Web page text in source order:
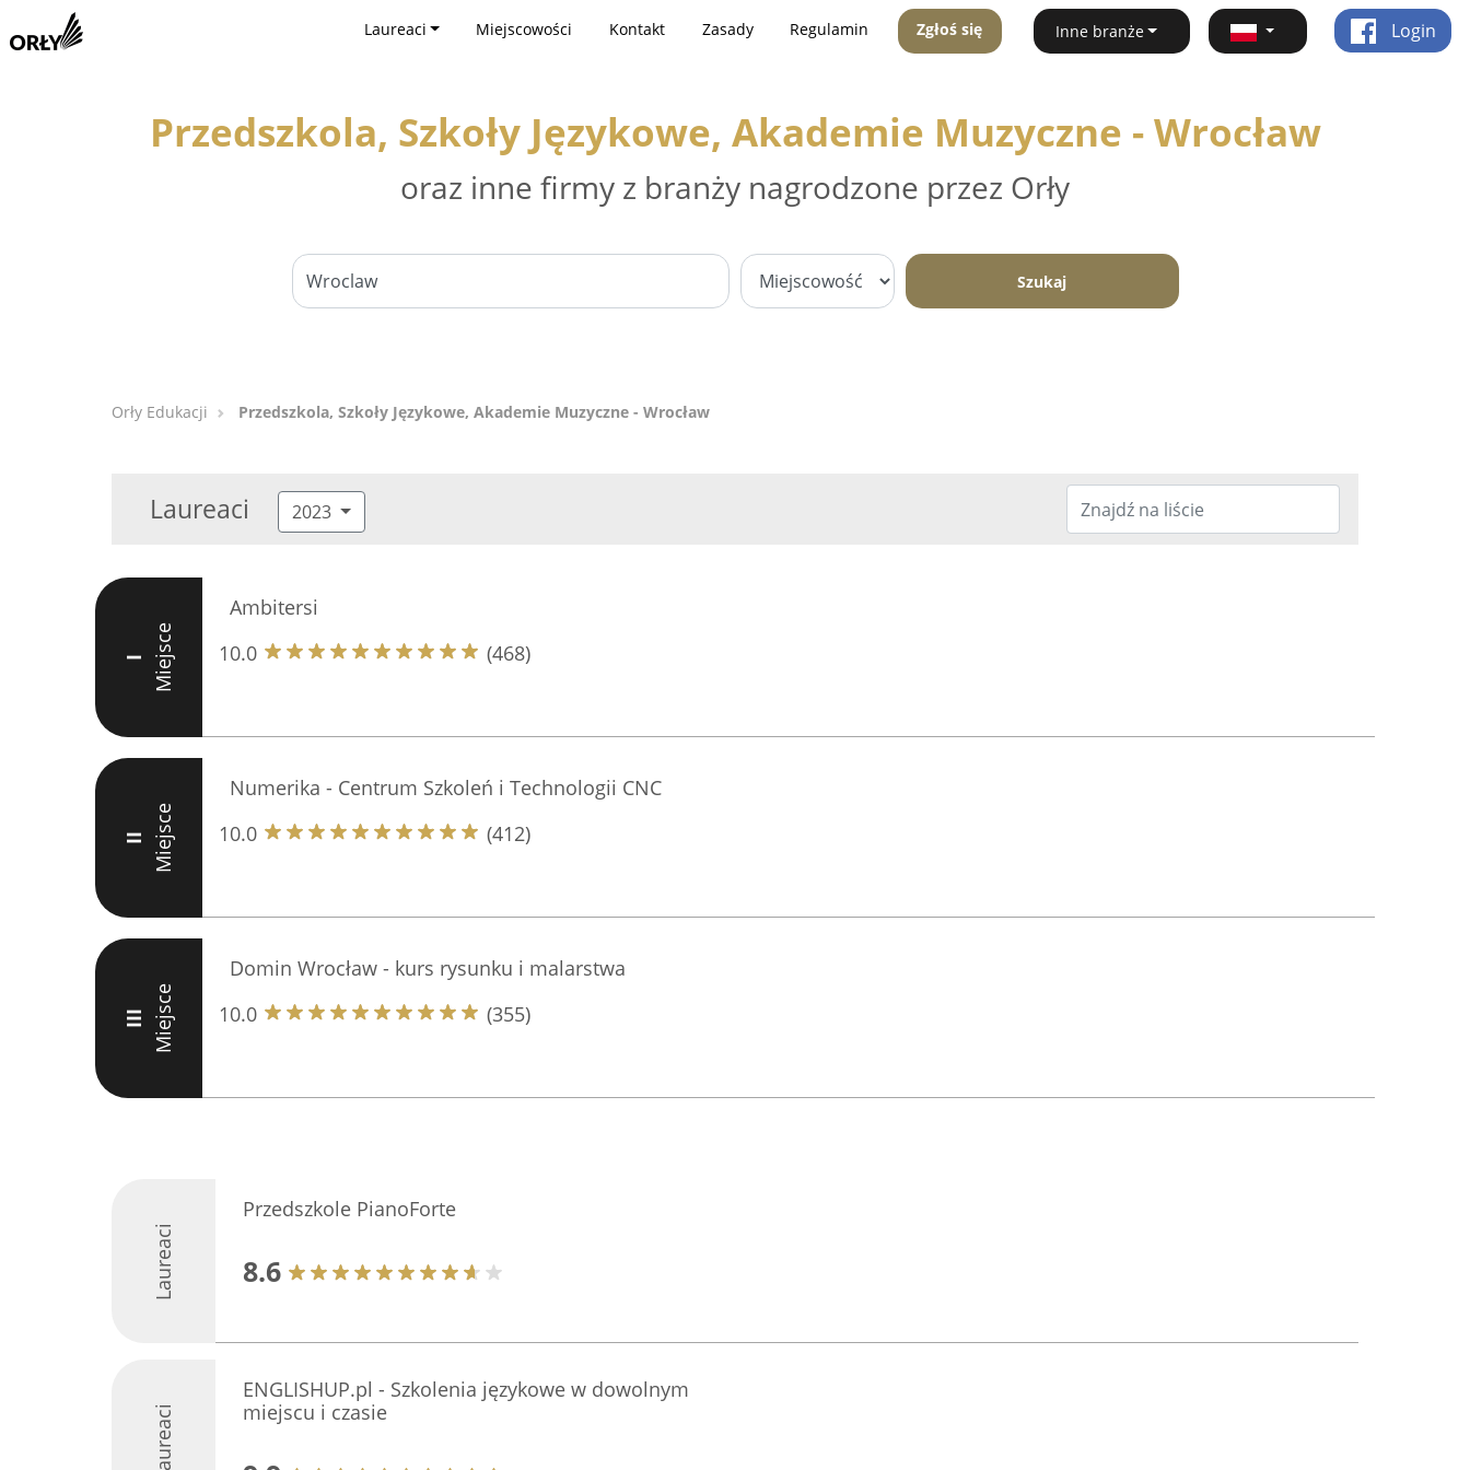
Laureaci Miejscowości Kontakt Zasady Regulamin Zgłoś się Inne branże Login
Przedszkola, Szkoły Językowe, Akademie Muzyczne - Wrocław
oraz inne firmy z branży nagrodzone przez Orły
Szukaj
Orły Edukacji Przedszkola, Szkoły Językowe, Akademie Muzyczne - Wrocław
Laureaci 2023
I Miejsce
Ambitersi
10.0
(468)
II Miejsce
Numerika - Centrum Szkoleń i Technologii CNC
10.0
(412)
III Miejsce
Domin Wrocław - kurs rysunku i malarstwa
10.0
(355)
Laureaci
Przedszkole PianoForte
8.6
Laureaci
ENGLISHUP.pl - Szkolenia językowe w dowolnym
miejscu i czasie